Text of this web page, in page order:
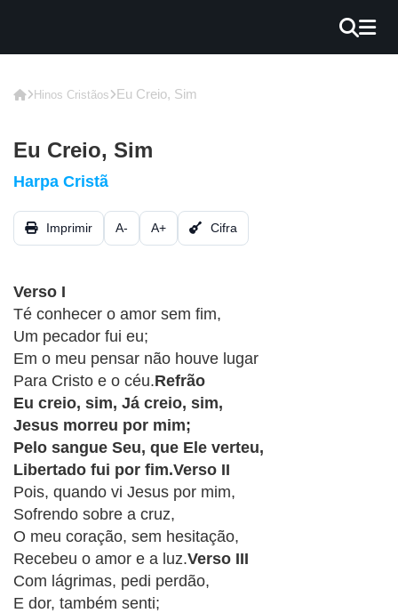
GRÁTIS
GUITAR
CIFRA
VÍDEO
HINOS
CRISTÃOS
TEORIA
MUSICAL
MINI
DOC
REVIEW
Hinos Cristãos Eu Creio, Sim
Eu Creio, Sim
Harpa Cristã
Imprimir A- A+ Cifra
Verso I
Té conhecer o amor sem fim,
Um pecador fui eu;
Em o meu pensar não houve lugar
Para Cristo e o céu.Refrão
Eu creio, sim, Já creio, sim,
Jesus morreu por mim;
Pelo sangue Seu, que Ele verteu,
Libertado fui por fim.Verso II
Pois, quando vi Jesus por mim,
Sofrendo sobre a cruz,
O meu coração, sem hesitação,
Recebeu o amor e a luz.Verso III
Com lágrimas, pedi perdão,
E dor, também senti;